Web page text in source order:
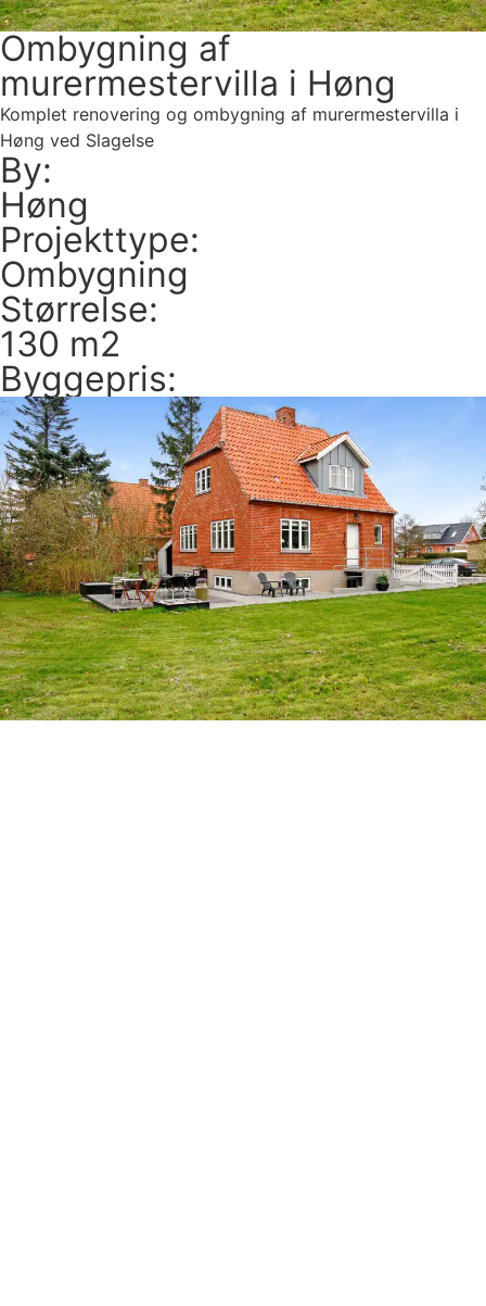
Ombygning af
murermestervilla i Høng
Komplet renovering og ombygning af murermestervilla i
Høng ved Slagelse
By:
Høng
Projekttype:
Ombygning
Størrelse:
130 m2
Byggepris: